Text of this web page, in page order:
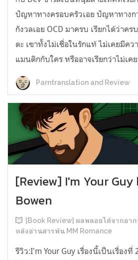
ปัญหาทางครอบครัวเอย ปัญหาทางก
กังวลเอย OCD มาครบ เรียกได้ว่าค
ตะ เขาทั้งไม่เชื่อในรักแท้ ไม่เคยมีค
แมนติกกับใคร หรืออาจเรียกว่าไม่เคย
Parntranslation and Review
[Review] I'm Your Guy
Bowen
[Book Review] ผลพลอยได้จากอา
หลังอ่านสารพัน MM Romance
รีวิว:I'm Your Guy เรื่องนี้เป็นเรื่องที่